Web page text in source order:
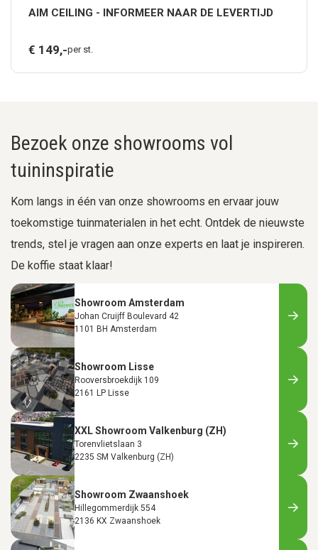
AIM CEILING - INFORMEER NAAR DE LEVERTIJD
€ 149,-per st.
Bezoek onze showrooms vol
tuininspiratie
Kom langs in één van onze showrooms en ervaar jouw
toekomstige tuinmaterialen in het echt. Ontdek de nieuwste
trends, stel je vragen aan onze experts en laat je inspireren.
De koffie staat klaar!
Showroom Amsterdam
Johan Cruijff Boulevard 42
1101 BH Amsterdam
Showroom Lisse
Rooversbroekdijk 109
2161 LP Lisse
XXL Showroom Valkenburg (ZH)
Torenvlietslaan 3
2235 SM Valkenburg (ZH)
Showroom Zwaanshoek
Hillegommerdijk 554
2136 KX Zwaanshoek